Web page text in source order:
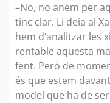
–No, no anem per
tinc clar. Li deia al
hem d’analitzar les
rentable aquesta
fent. Però de
és que estem
model que ha de